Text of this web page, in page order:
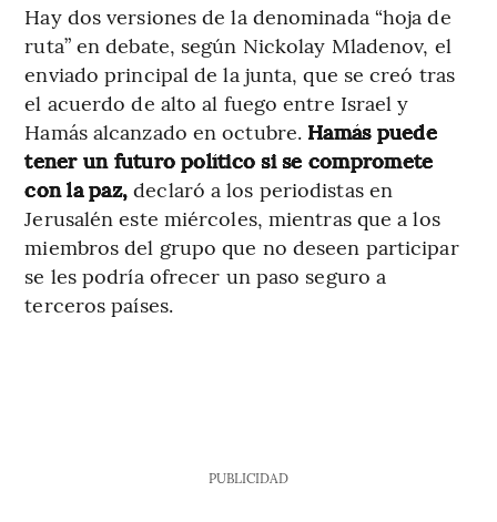
Hay dos versiones de la denominada “hoja de
ruta” en debate, según Nickolay Mladenov, el
enviado principal de la junta, que se creó tras
el acuerdo de alto al fuego entre Israel y
Hamás alcanzado en octubre. Hamás puede
tener un futuro político si se compromete
con la paz,declaró a los periodistas en
Jerusalén este miércoles, mientras que a los
miembros del grupo que no deseen participar
se les podría ofrecer un paso seguro a
terceros países.
PUBLICIDAD